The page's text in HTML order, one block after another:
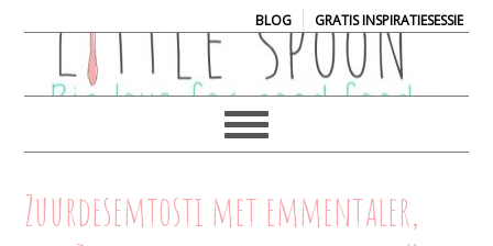
BLOG| GRATIS INSPIRATIESESSIE
Zuurdesemtosti met emmentaler,